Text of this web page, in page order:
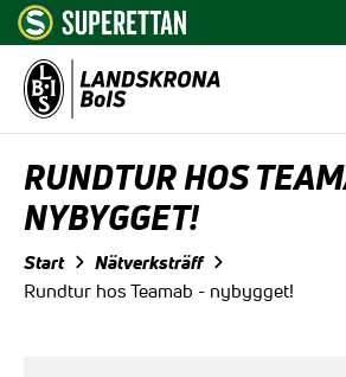
RUNDTUR HOS
NYBYGGET!
Start Nätverksträff
Rundtur hos Teamab - nybygget!